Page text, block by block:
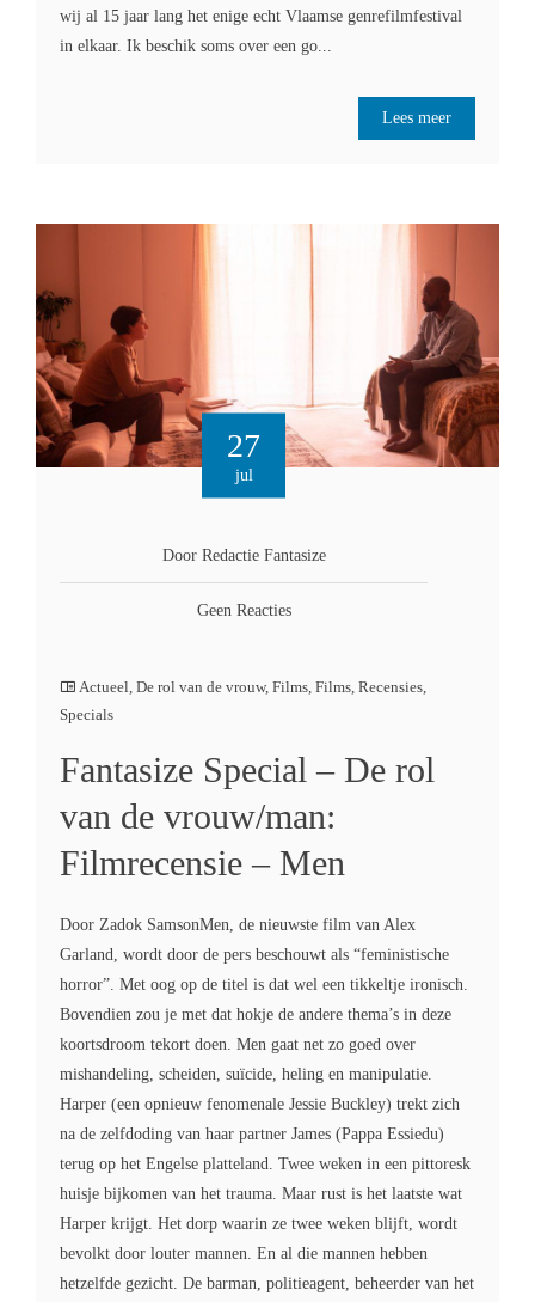
wij al 15 jaar lang het enige echt Vlaamse genrefilmfestival
in elkaar. Ik beschik soms over een go...
Lees meer
27
jul
Door Redactie Fantasize
Geen Reacties
Actueel De rol van de vrouw, Films Films Recensies
Specials
Fantasize Special – De rol
van de vrouw/man:
Filmrecensie – Men
Door Zadok SamsonMen, de nieuwste film van Alex
Garland, wordt door de pers beschouwt als “feministische
horror”. Met oog op de titel is dat wel een tikkeltje ironisch.
Bovendien zou je met dat hokje de andere thema’s in deze
koortsdroom tekort doen. Men gaat net zo goed over
mishandeling, scheiden, suïcide, heling en manipulatie.
Harper (een opnieuw fenomenale Jessie Buckley) trekt zich
na de zelfdoding van haar partner James (Pappa Essiedu)
terug op het Engelse platteland. Twee weken in een pittoresk
huisje bijkomen van het trauma. Maar rust is het laatste wat
Harper krijgt. Het dorp waarin ze twee weken blijft, wordt
bevolkt door louter mannen. En al die mannen hebben
hetzelfde gezicht. De barman, politieagent, beheerder van het